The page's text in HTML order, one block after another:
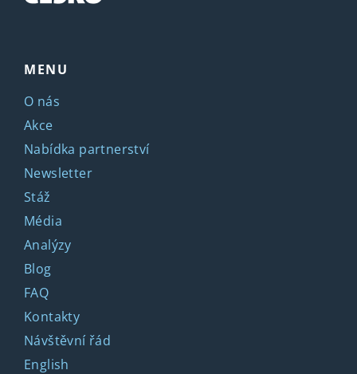
MENU
O nás
Akce
Nabídka partnerství
Newsletter
Stáž
Média
Analýzy
Blog
FAQ
Kontakty
Návštěvní řád
English